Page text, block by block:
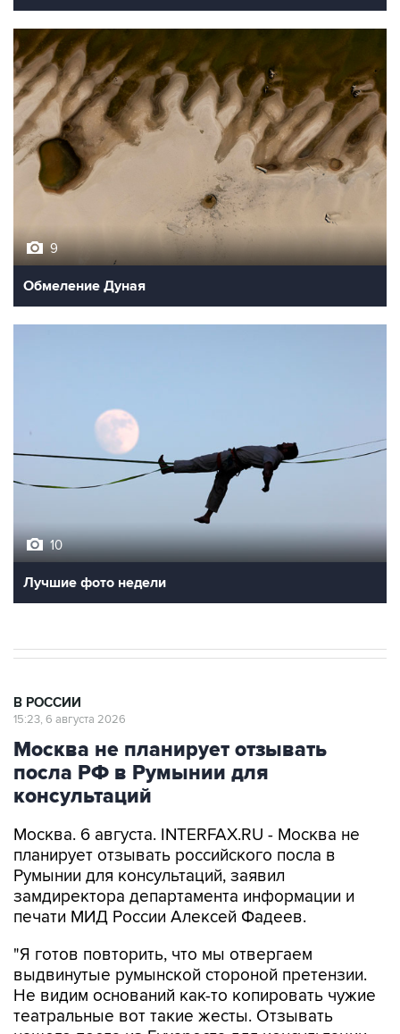
9
Обмеление Дуная
10
Лучшие фото недели
В РОССИИ
15:23, 6 августа 2026
Москва не планирует отзывать
посла РФ в Румынии для
консультаций
Москва. 6 августа. INTERFAX.RU - Москва не
планирует отзывать российского посла в
Румынии для консультаций, заявил
замдиректора департамента информации и
печати МИД России Алексей Фадеев.
"Я готов повторить, что мы отвергаем
выдвинутые румынской стороной претензии.
Не видим оснований как-то копировать чужие
театральные вот такие жесты. Отзывать